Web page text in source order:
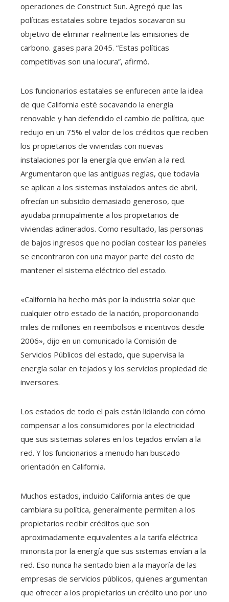
operaciones de Construct Sun. Agregó que las
políticas estatales sobre tejados socavaron su
objetivo de eliminar realmente las emisiones de
carbono. gases para 2045. “Estas políticas
competitivas son una locura”, afirmó.
Los funcionarios estatales se enfurecen ante la idea
de que California esté socavando la energía
renovable y han defendido el cambio de política, que
redujo en un 75% el valor de los créditos que reciben
los propietarios de viviendas con nuevas
instalaciones por la energía que envían a la red.
Argumentaron que las antiguas reglas, que todavía
se aplican a los sistemas instalados antes de abril,
ofrecían un subsidio demasiado generoso, que
ayudaba principalmente a los propietarios de
viviendas adinerados. Como resultado, las personas
de bajos ingresos que no podían costear los paneles
se encontraron con una mayor parte del costo de
mantener el sistema eléctrico del estado.
«California ha hecho más por la industria solar que
cualquier otro estado de la nación, proporcionando
miles de millones en reembolsos e incentivos desde
2006», dijo en un comunicado la Comisión de
Servicios Públicos del estado, que supervisa la
energía solar en tejados y los servicios propiedad de
inversores.
Los estados de todo el país están lidiando con cómo
compensar a los consumidores por la electricidad
que sus sistemas solares en los tejados envían a la
red. Y los funcionarios a menudo han buscado
orientación en California.
Muchos estados, incluido California antes de que
cambiara su política, generalmente permiten a los
propietarios recibir créditos que son
aproximadamente equivalentes a la tarifa eléctrica
minorista por la energía que sus sistemas envían a la
red. Eso nunca ha sentado bien a la mayoría de las
empresas de servicios públicos, quienes argumentan
que ofrecer a los propietarios un crédito uno por uno